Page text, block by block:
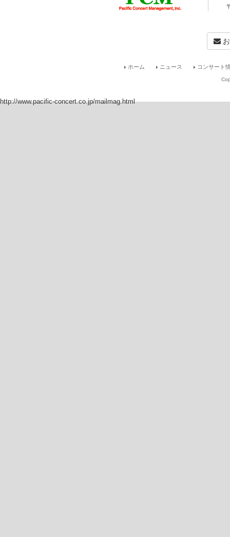
ホーム ニュース コンサート
http://www.pacific-concert.co.jp/mailmag.html